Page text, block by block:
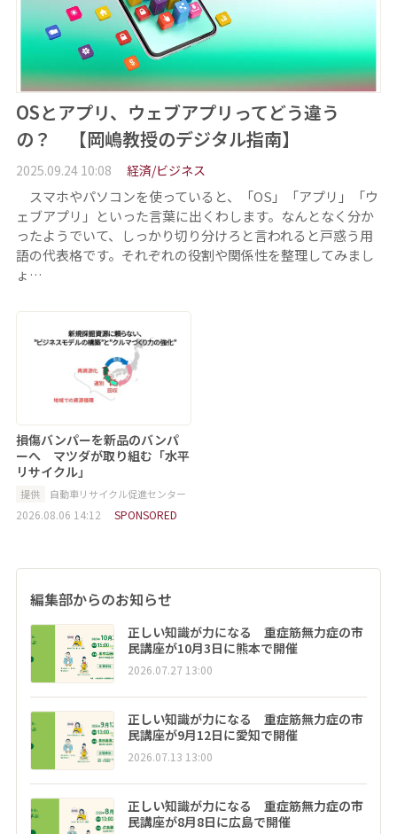
OSとアプリ、ウェブアプリってどう違う
の？ 【岡嶋教授のデジタル指南】
2025.09.24 10:08 経済/ビジネス
スマホやパソコンを使っていると、「OS」「アプリ」「ウ
ェブアプリ」といった言葉に出くわします。なんとなく分か
ったようでいて、しっかり切り分けろと言われると戸惑う用
語の代表格です。それぞれの役割や関係性を整理してみまし
ょ…
損傷バンパーを新品のバンパ
ーへ マツダが取り組む「水平
リサイクル」
提供 自動車リサイクル促進センター
2026.08.06 14:12 SPONSORED
編集部からのお知らせ
正しい知識が力になる 重症筋無力症の市
民講座が10月3日に熊本で開催
2026.07.27 13:00
正しい知識が力になる 重症筋無力症の市
民講座が9月12日に愛知で開催
2026.07.13 13:00
正しい知識が力になる 重症筋無力症の市
民講座が8月8日に広島で開催